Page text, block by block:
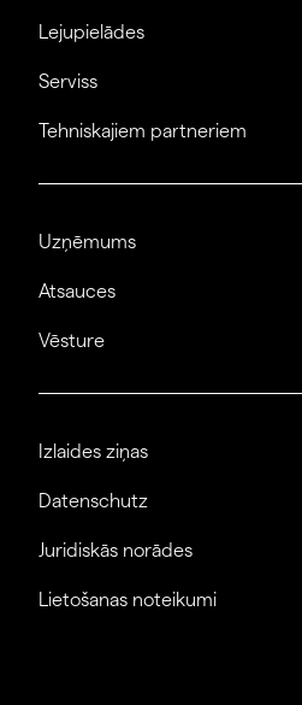
Lejupielādes
Serviss
Tehniskajiem partneriem
Uzņēmums
Atsauces
Vēsture
Izlaides ziņas
Datenschutz
Juridiskās norādes
Lietošanas noteikumi